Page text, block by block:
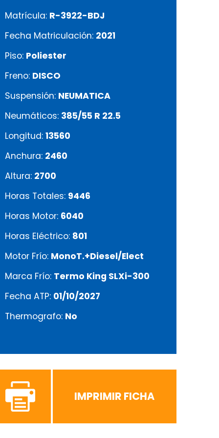
Matrícula: R-3922-BDJ
Fecha Matriculación: 2021
Piso: Poliester
Freno: DISCO
Suspensión: NEUMATICA
Neumáticos: 385/55 R 22.5
Longitud: 13560
Anchura: 2460
Altura: 2700
Horas Totales: 9446
Horas Motor: 6040
Horas Eléctrico: 801
Motor Frío: MonoT.+Diesel/Elect
Marca Frío: Termo King SLXi-300
Fecha ATP: 01/10/2027
Thermografo: No
IMPRIMIR FICHA